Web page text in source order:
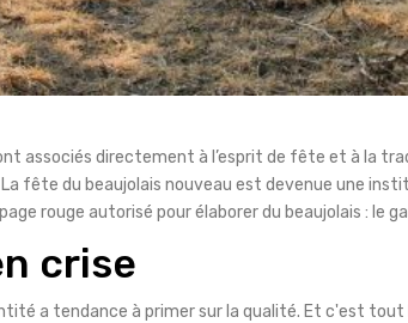
associés directement à l’esprit de fête et à la
fête du beaujolais nouveau est devenue une
rouge autorisé pour élaborer du beaujolais : le
crise
a tendance à primer sur la qualité. Et c'est